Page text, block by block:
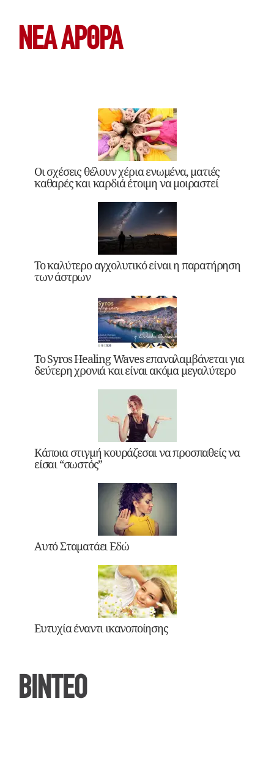
ΝΕΑ ΆΡΘΡΑ
Οι σχέσεις θέλουν χέρια ενωμένα, ματιές
καθαρές και καρδιά έτοιμη να μοιραστεί
Το καλύτερο αγχολυτικό είναι η παρατήρηση
των άστρων
Το Syros Healing Waves επαναλαμβάνεται για
δεύτερη χρονιά και είναι ακόμα μεγαλύτερο
Κάποια στιγμή κουράζεσαι να προσπαθείς να
είσαι “σωστός”
Αυτό Σταματάει Εδώ
Ευτυχία έναντι ικανοποίησης
ΒΙΝΤΕΟ